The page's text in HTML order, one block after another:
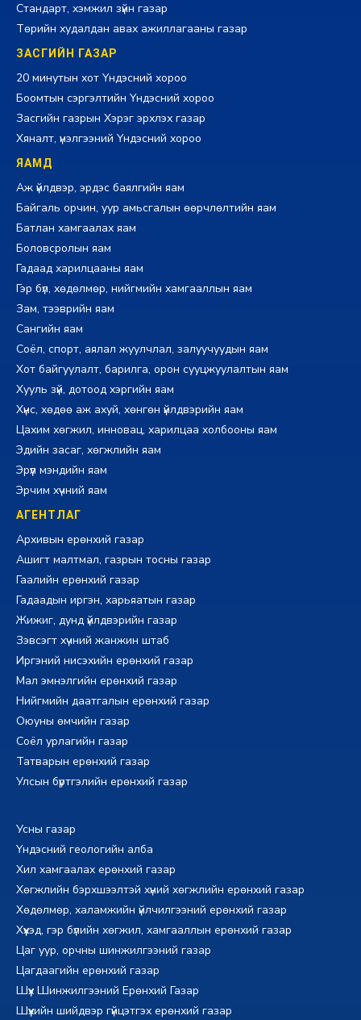
Стандарт, хэмжил зүйн газар
Төрийн худалдан авах ажиллагааны газар
ЗАСГИЙН ГАЗАР
20 минутын хот Үндэсний хороо
Боомтын сэргэлтийн Үндэсний хороо
Засгийн газрын Хэрэг эрхлэх газар
Хяналт, үнэлгээний Үндэсний хороо
ЯАМД
Аж үйлдвэр, эрдэс баялгийн яам
Байгаль орчин, уур амьсгалын өөрчлөлтийн яам
Батлан хамгаалах яам
Боловсролын яам
Гадаад харилцааны яам
Гэр бүл, хөдөлмөр, нийгмийн хамгааллын яам
Зам, тээврийн яам
Сангийн яам
Соёл, спорт, аялал жуулчлал, залуучуудын яам
Хот байгуулалт, барилга, орон сууцжуулалтын яам
Хууль зүй, дотоод хэргийн яам
Хүнс, хөдөө аж ахуй, хөнгөн үйлдвэрийн яам
Цахим хөгжил, инновац, харилцаа холбооны яам
Эдийн засаг, хөгжлийн яам
Эрүүл мэндийн яам
Эрчим хүчний яам
АГЕНТЛАГ
Архивын ерөнхий газар
Ашигт малтмал, газрын тосны газар
Гаалийн ерөнхий газар
Гадаадын иргэн, харьяатын газар
Жижиг, дунд үйлдвэрийн газар
Зэвсэгт хүчний жанжин штаб
Иргэний нисэхийн ерөнхий газар
Мал эмнэлгийн ерөнхий газар
Нийгмийн даатгалын ерөнхий газар
Оюуны өмчийн газар
Соёл урлагийн газар
Татварын ерөнхий газар
Улсын бүртгэлийн ерөнхий газар
Усны газар
Үндэсний геологийн алба
Хил хамгаалах ерөнхий газар
Хөгжлийн бэрхшээлтэй хүний хөгжлийн ерөнхий газар
Хөдөлмөр, халамжийн үйлчилгээний ерөнхий газар
Хүүхэд, гэр бүлийн хөгжил, хамгааллын ерөнхий газар
Цаг уур, орчны шинжилгээний газар
Цагдаагийн ерөнхий газар
Шүүх Шинжилгээний Ерөнхий Газар
Шүүхийн шийдвэр гүйцэтгэх ерөнхий газар